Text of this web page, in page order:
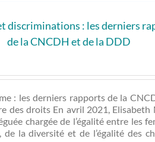
discriminations : les derniers
de la CNCDH et de la DDD
: les derniers rapports de la
des droits En avril 2021, Elisabeth
chargée de l’égalité entre les
de la diversité et de l’égalité des